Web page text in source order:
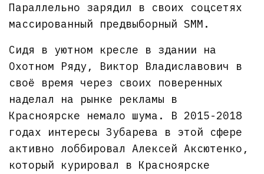
Параллельно зарядил в своих соцсетях
массированный предвыборный SMM.
Сидя в уютном кресле в здании на
Охотном Ряду, Виктор Владиславович в
своё время через своих поверенных
наделал на рынке рекламы в
Красноярске немало шума. В 2015-2018
годах интересы Зубарева в этой сфере
активно лоббировал Алексей Аксютенко,
который курировал в Красноярске